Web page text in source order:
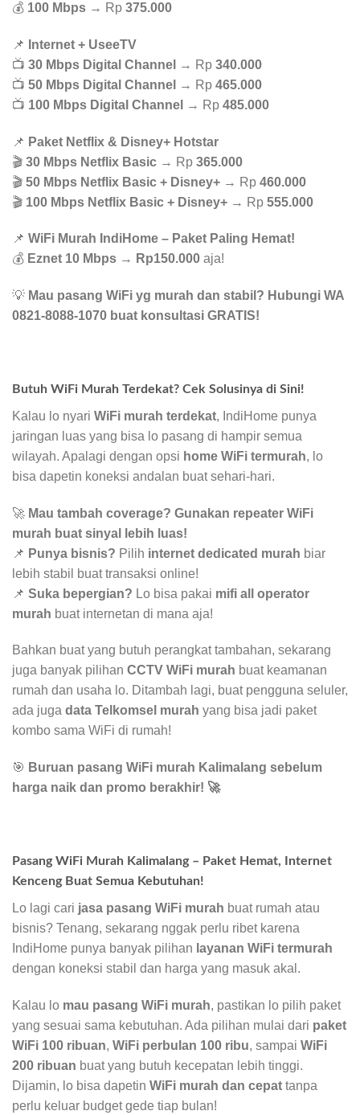
💰 100 Mbps → Rp 375.000
📌
Internet + UseeTV
📺 30 Mbps Digital Channel → Rp 340.000
📺 50 Mbps Digital Channel → Rp 465.000
📺 100 Mbps Digital Channel → Rp 485.000
📌 Paket Netflix & Disney+ Hotstar
🎬 30 Mbps Netflix Basic → Rp 365.000
🎬 50 Mbps Netflix Basic + Disney+ → Rp 460.000
🎬 100 Mbps Netflix Basic + Disney+ → Rp 555.000
📌 WiFi Murah IndiHome – Paket Paling Hemat!
💰 Eznet 10 Mbps → Rp150.000 aja!
💡 Mau pasang WiFi yg murah dan stabil? Hubungi WA
0821-8088-1070 buat konsultasi GRATIS!
Butuh WiFi Murah Terdekat? Cek Solusinya di Sini!
Kalau lo nyari WiFi murah terdekat, IndiHome punya
jaringan luas yang bisa lo pasang di hampir semua
wilayah. Apalagi dengan opsi home WiFi termurah, lo
bisa dapetin koneksi andalan buat sehari-hari.
🚀 Mau tambah coverage? Gunakan repeater WiFi
murah buat sinyal lebih luas!
📌 Punya bisnis? Pilih internet dedicated murah biar
lebih stabil buat transaksi online!
📌 Suka bepergian? Lo bisa pakai mifi all operator
murah buat internetan di mana aja!
Bahkan buat yang butuh perangkat tambahan, sekarang
juga banyak pilihan CCTV WiFi murah buat keamanan
rumah dan usaha lo. Ditambah lagi, buat pengguna seluler,
ada juga data Telkomsel murah yang bisa jadi paket
kombo sama WiFi di rumah!
🎯 Buruan pasang WiFi murah Kalimalang sebelum
harga naik dan promo berakhir! 🚀
Pasang WiFi Murah Kalimalang – Paket Hemat, Internet
Kenceng Buat Semua Kebutuhan!
Lo lagi cari jasa pasang WiFi murah buat rumah atau
bisnis? Tenang, sekarang nggak perlu ribet karena
IndiHome punya banyak pilihan layanan WiFi termurah
dengan koneksi stabil dan harga yang masuk akal.
Kalau lo mau pasang WiFi murah, pastikan lo pilih paket
yang sesuai sama kebutuhan. Ada pilihan mulai dari paket
WiFi 100 ribuan, WiFi perbulan 100 ribu, sampai WiFi
200 ribuan buat yang butuh kecepatan lebih tinggi.
Dijamin, lo bisa dapetin WiFi murah dan cepat tanpa
perlu keluar budget gede tiap bulan!